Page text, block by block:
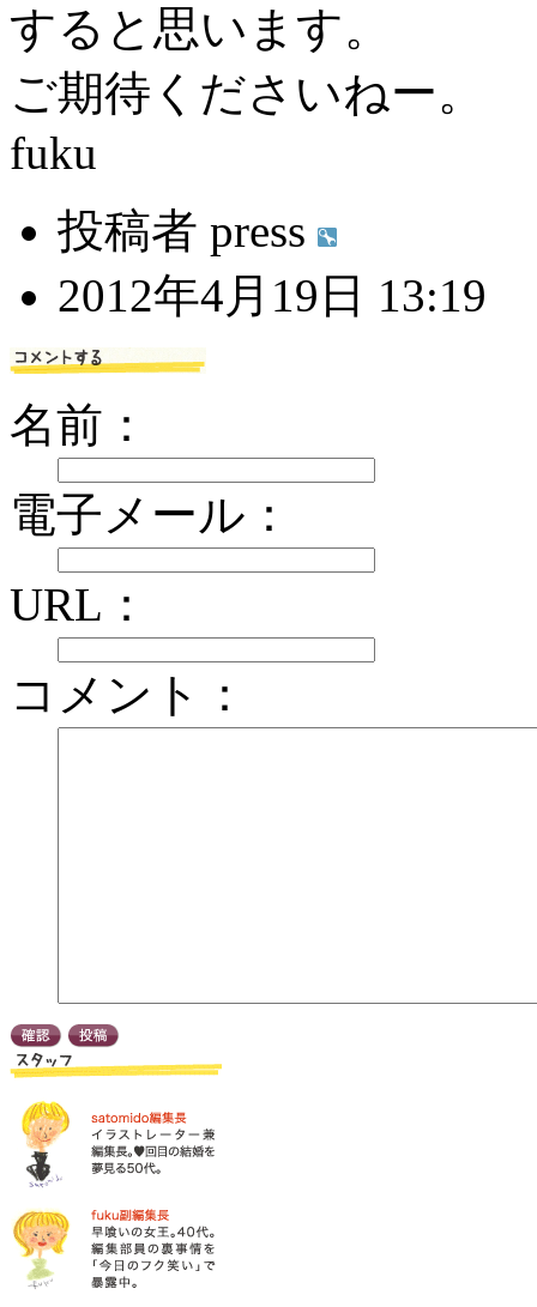
すると思います。
ご期待くださいねー。
fuku
投稿者 press
2012年4月19日 13:19
名前：
電子メール：
URL：
コメント：